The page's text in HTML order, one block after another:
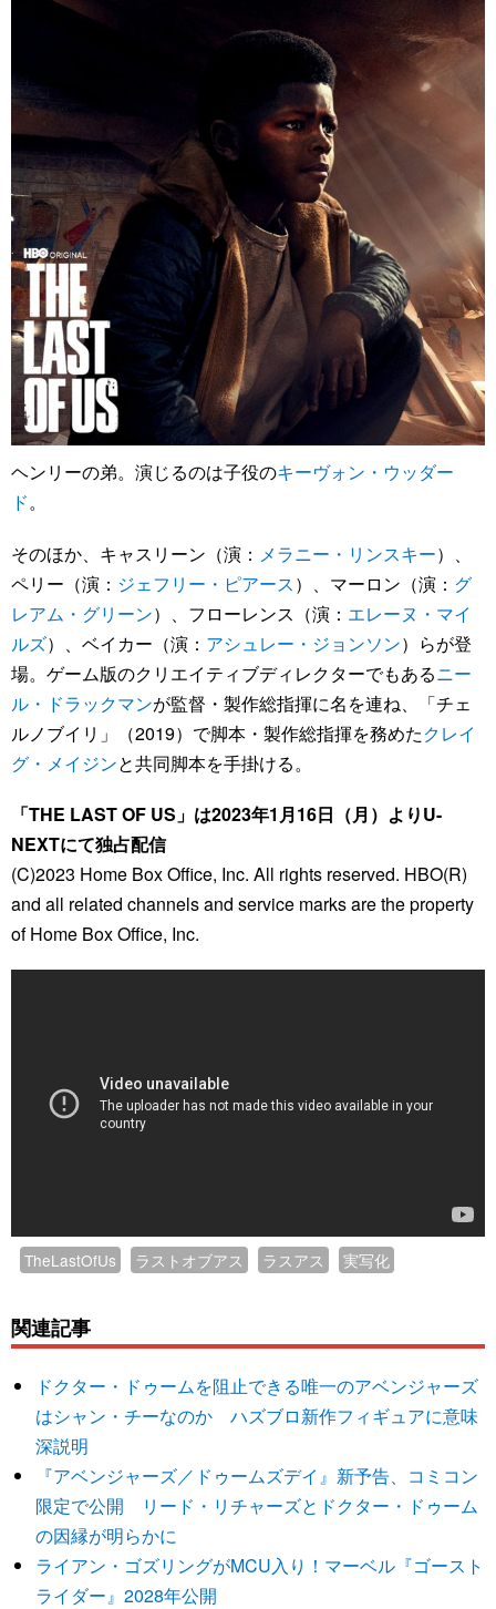
ヘンリーの弟。演じるのは子役のキーヴォン・ウッダー
ド。
そのほか、キャスリーン（演： メラニー・リンスキー）、
ペリー（演： ジェフリー・ピアース）、マーロン（演： グ
レアム・グリーン）、フローレンス（演： エレーヌ・マイ
ルズ）、ベイカー（演： アシュレー・ジョンソン）らが登
場。ゲーム版のクリエイティブディレクターでもあるニー
ル・ドラックマンが監督・製作総指揮に名を連ね、「チェ
ルノブイリ」（2019）で脚本・製作総指揮を務めたクレイ
グ・メイジンと共同脚本を手掛ける。
「THE LAST OF US」は2023年1月16日（月）よりU-
NEXTにて独占配信
(C)2023 Home Box Office, Inc. All rights reserved. HBO(R)
and all related channels and service marks are the property
of Home Box Office, Inc.
TheLastOfUs ラストオブアス ラスアス 実写化
関連記事
ドクター・ドゥームを阻止できる唯一のアベンジャーズ
はシャン・チーなのか ハズブロ新作フィギュアに意味
深説明
『アベンジャーズ／ドゥームズデイ』新予告、コミコン
限定で公開 リード・リチャーズとドクター・ドゥーム
の因縁が明らかに
ライアン・ゴズリングがMCU入り！マーベル『ゴースト
ライダー』2028年公開